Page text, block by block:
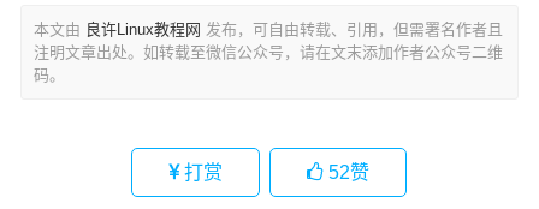
本文由 良许Linux教程网 发布，可自由转载、引用，但需署名作者且
注明文章出处。如转载至微信公众号，请在文末添加作者公众号二维
码。
打赏 52赞